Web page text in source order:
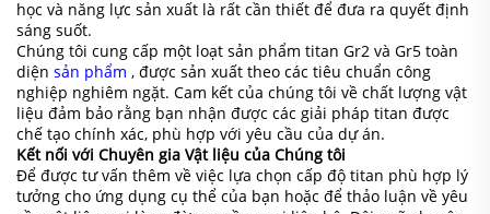
học và năng lực sản xuất là rất cần thiết để đưa ra quyết định
sáng suốt.
Chúng tôi cung cấp một loạt sản phẩm titan Gr2 và Gr5 toàn
diện sản phẩm , được sản xuất theo các tiêu chuẩn công
nghiệp nghiêm ngặt. Cam kết của chúng tôi về chất lượng vật
liệu đảm bảo rằng bạn nhận được các giải pháp titan được
chế tạo chính xác, phù hợp với yêu cầu của dự án.
Kết nối với Chuyên gia Vật liệu của Chúng tôi
Để được tư vấn thêm về việc lựa chọn cấp độ titan phù hợp lý
tưởng cho ứng dụng cụ thể của bạn hoặc để thảo luận về yêu